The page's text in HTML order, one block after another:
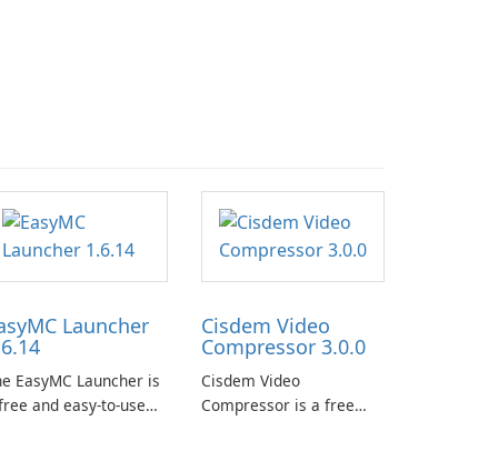
Launcher
EasyMC Launcher is
and easy-to-use
Cisdem Video
Compressor 3.0.0
Cisdem Video
Compressor is a free